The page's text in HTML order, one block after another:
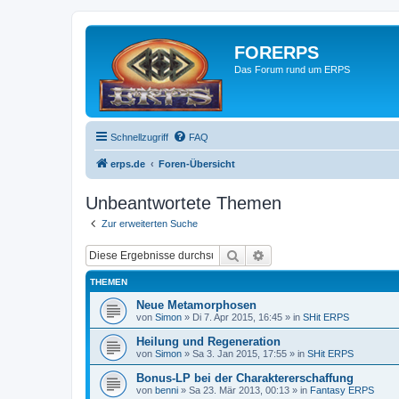
FORERPS
Das Forum rund um ERPS
Schnellzugriff FAQ
erps.de Foren-Übersicht
Unbeantwortete Themen
Zur erweiterten Suche
Suche
THEMEN
Neue Metamorphosen
von Simon » Di 7. Apr 2015, 16:45 » in SHit ERPS
Heilung und Regeneration
von Simon » Sa 3. Jan 2015, 17:55 » in SHit ERPS
Bonus-LP bei der Charaktererschaffung
von benni » Sa 23. Mär 2013, 00:13 » in Fantasy ERPS